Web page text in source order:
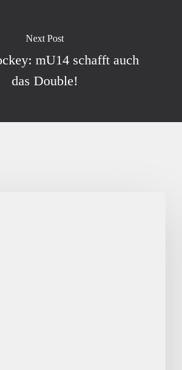
Next Post
mU14 schafft auch
das Double!